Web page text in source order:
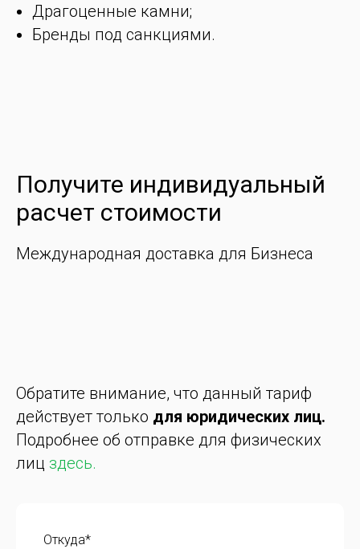
Драгоценные камни;
Бренды под санкциями.
Получите индивидуальный
расчет стоимости
Международная доставка для Бизнеса
Обратите внимание, что данный тариф
действует только для юридических лиц.
Подробнее об отправке для физических
лиц здесь.
Откуда*